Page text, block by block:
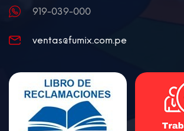
919-039-000
ventas@fumix.com.pe